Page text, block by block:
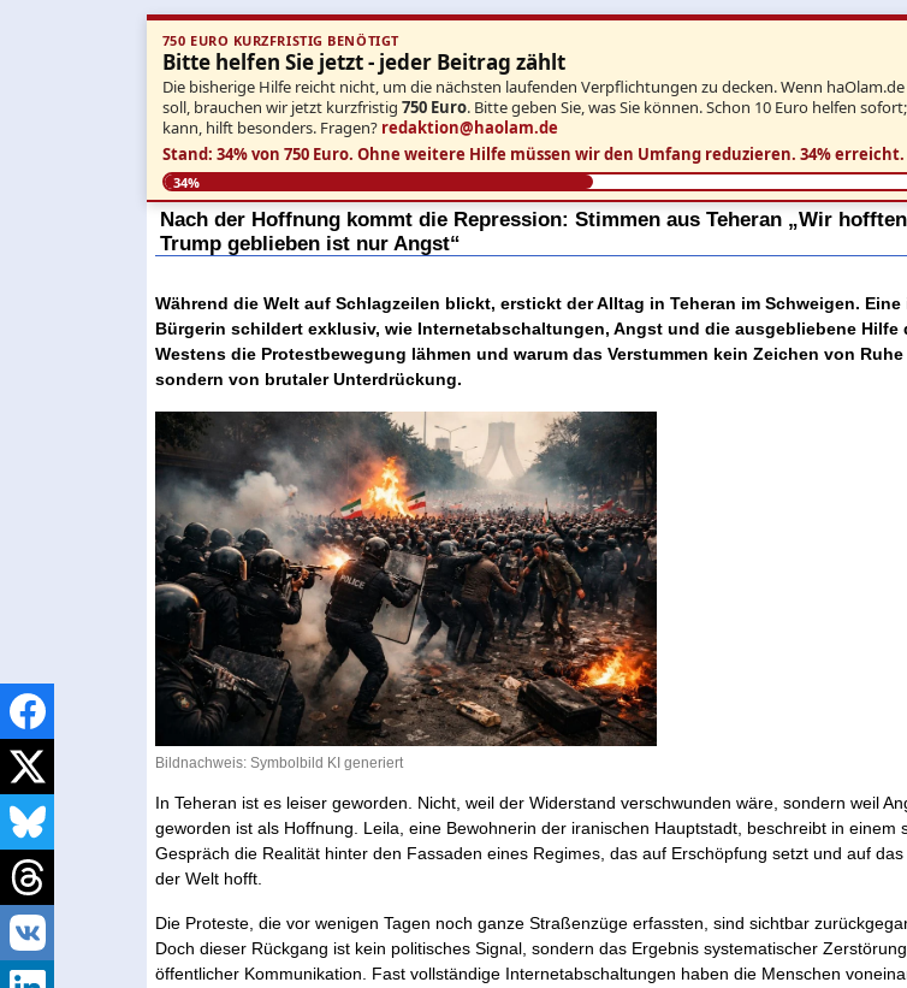
750 EURO KURZFRISTIG BENÖTIGT
Bitte helfen Sie jetzt - jeder Beitrag zählt
Die bisherige Hilfe reicht nicht, um die nächsten laufenden Verpflichtungen zu decken. Wenn
soll, brauchen wir jetzt kurzfristig 750 Euro. Bitte geben Sie, was Sie können. Schon 10 Euro helfen
kann, hilft besonders. Fragen? redaktion@haolam.de
Stand: 34% von 750 Euro. Ohne weitere Hilfe müssen wir den Umfang reduzieren. 34% erreicht.
34%
Nach der Hoffnung kommt die Repression: Stimmen aus Teheran „Wir
Trump geblieben ist nur Angst“
Während die Welt auf Schlagzeilen blickt, erstickt der Alltag in Teheran im Schweigen.
Bürgerin schildert exklusiv, wie Internetabschaltungen, Angst und die ausgebliebene Hilfe
Westens die Protestbewegung lähmen und warum das Verstummen kein Zeichen von
sondern von brutaler Unterdrückung.
Bildnachweis: Symbolbild KI generiert
In Teheran ist es leiser geworden. Nicht, weil der Widerstand verschwunden wäre, sondern weil
geworden ist als Hoffnung. Leila, eine Bewohnerin der iranischen Hauptstadt, beschreibt in einem
Gespräch die Realität hinter den Fassaden eines Regimes, das auf Erschöpfung setzt und auf das
der Welt hofft.
Die Proteste, die vor wenigen Tagen noch ganze Straßenzüge erfassten, sind sichtbar
Doch dieser Rückgang ist kein politisches Signal, sondern das Ergebnis systematischer Zerstörung
öffentlicher Kommunikation. Fast vollständige Internetabschaltungen haben die Menschen